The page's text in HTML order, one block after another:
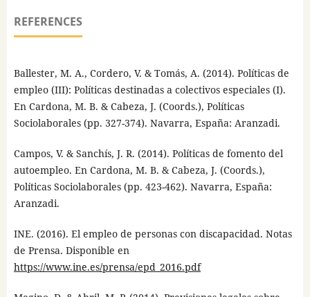
REFERENCES
Ballester, M. A., Cordero, V. & Tomás, A. (2014). Políticas de
empleo (III): Políticas destinadas a colectivos especiales (I).
En Cardona, M. B. & Cabeza, J. (Coords.), Políticas
Sociolaborales (pp. 327-374). Navarra, España: Aranzadi.
Campos, V. & Sanchís, J. R. (2014). Políticas de fomento del
autoempleo. En Cardona, M. B. & Cabeza, J. (Coords.),
Políticas Sociolaborales (pp. 423-462). Navarra, España:
Aranzadi.
INE. (2016). El empleo de personas con discapacidad. Notas
de Prensa. Disponible en
https://www.ine.es/prensa/epd_2016.pdf